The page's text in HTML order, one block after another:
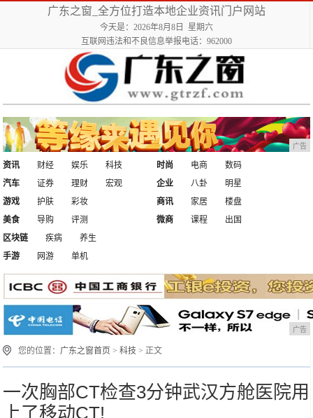
广东之窗_全方位打造本地企业资讯门户网站
今天是：2026年8月8日 星期六
互联网违法和不良信息举报电话：962000
广告
资讯 财经 娱乐
科技
汽车
证券 理财 宏观
时尚 电商
数码
企业
八卦
明星
游戏
护肤
彩妆
美食
导购 评测
商讯 家居
楼盘
微商
课程
出国
区块链
疾病
养生
手游
网游 单机
广告
您的位置： 广东之窗首页 >科技 > 正文
一次胸部CT检查3分钟武汉方舱医院用
上了移动CT!